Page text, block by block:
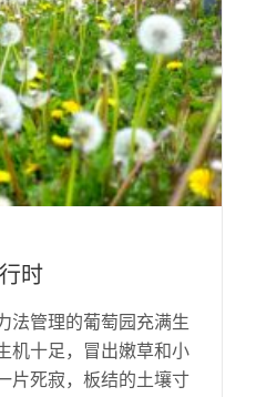
时
法管理的葡萄园充满生
机十足，冒出嫩草和小
片死寂，板结的土壤寸